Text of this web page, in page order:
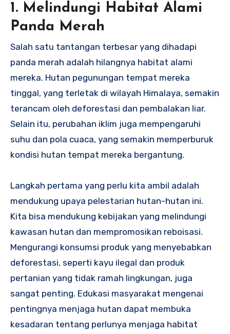
1. Melindungi Habitat Alami
Panda Merah
Salah satu tantangan terbesar yang dihadapi
panda merah adalah hilangnya habitat alami
mereka. Hutan pegunungan tempat mereka
tinggal, yang terletak di wilayah Himalaya, semakin
terancam oleh deforestasi dan pembalakan liar.
Selain itu, perubahan iklim juga mempengaruhi
suhu dan pola cuaca, yang semakin memperburuk
kondisi hutan tempat mereka bergantung.
Langkah pertama yang perlu kita ambil adalah
mendukung upaya pelestarian hutan-hutan ini.
Kita bisa mendukung kebijakan yang melindungi
kawasan hutan dan mempromosikan reboisasi.
Mengurangi konsumsi produk yang menyebabkan
deforestasi, seperti kayu ilegal dan produk
pertanian yang tidak ramah lingkungan, juga
sangat penting. Edukasi masyarakat mengenai
pentingnya menjaga hutan dapat membuka
kesadaran tentang perlunya menjaga habitat